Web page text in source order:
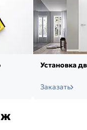
Установка
Заказать